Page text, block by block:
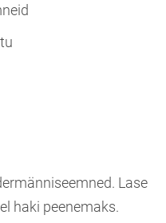
Lase
haki peenemaks.